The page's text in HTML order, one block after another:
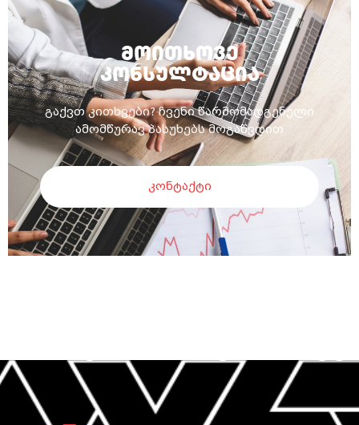
მოითხოვე
კონსულტაცია
გაქვთ კითხვები? ჩვენი წარმომადგენელი
ამომწურავ პასუხებს მოგაწვდით
კონტაქტი